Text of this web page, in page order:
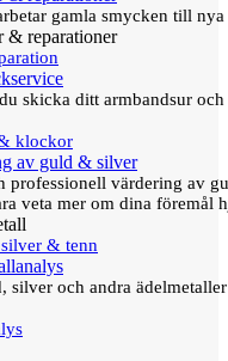
gamla smycken till
& reparationer
skicka ditt armbandsur
klockor
av guld & silver
professionell värdering av
veta mer om dina föremål
& tenn
silver och andra